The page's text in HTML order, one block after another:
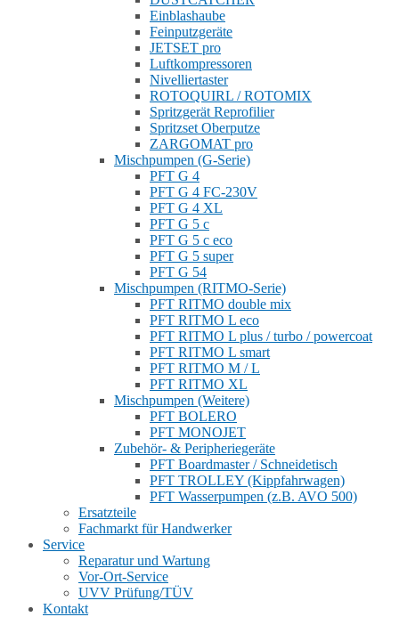
Einblashaube
Feinputzgeräte
JETSET pro
Luftkompressoren
Nivelliertaster
ROTOQUIRL / ROTOMIX
Spritzgerät Reprofilier
Spritzset Oberputze
ZARGOMAT pro
Mischpumpen (G-Serie)
PFT G 4
PFT G 4 FC-230V
PFT G 4 XL
PFT G 5 c
PFT G 5 c eco
PFT G 5 super
PFT G 54
Mischpumpen (RITMO-Serie)
PFT RITMO double mix
PFT RITMO L eco
PFT RITMO L plus / turbo / powercoat
PFT RITMO L smart
PFT RITMO M / L
PFT RITMO XL
Mischpumpen (Weitere)
PFT BOLERO
PFT MONOJET
Zubehör- & Peripheriegeräte
PFT Boardmaster / Schneidetisch
PFT TROLLEY (Kippfahrwagen)
PFT Wasserpumpen (z.B. AVO 500)
Ersatzteile
Fachmarkt für Handwerker
Service
Reparatur und Wartung
Vor-Ort-Service
UVV Prüfung/TÜV
Kontakt